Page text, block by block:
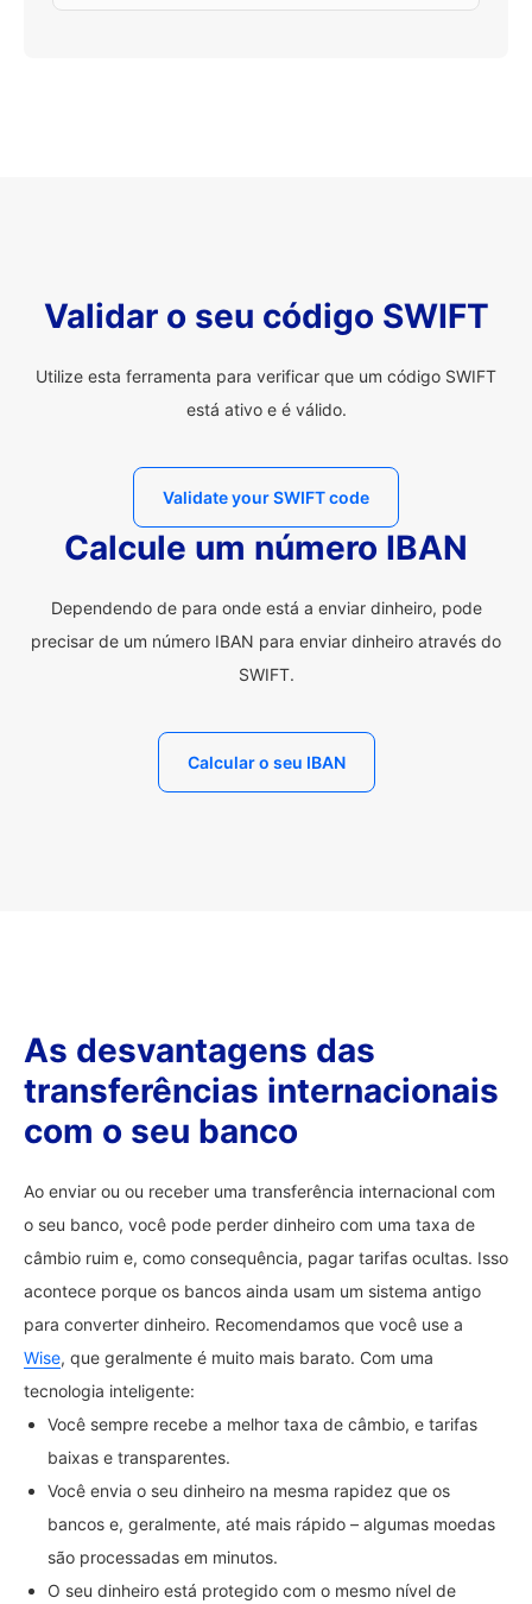
Validar o seu código SWIFT
Utilize esta ferramenta para verificar que um código SWIFT
está ativo e é válido.
Validate your SWIFT code
Calcule um número IBAN
Dependendo de para onde está a enviar dinheiro, pode
precisar de um número IBAN para enviar dinheiro através do
SWIFT.
Calcular o seu IBAN
As desvantagens das
transferências internacionais
com o seu banco
Ao enviar ou ou receber uma transferência internacional com
o seu banco, você pode perder dinheiro com uma taxa de
câmbio ruim e, como consequência, pagar tarifas ocultas. Isso
acontece porque os bancos ainda usam um sistema antigo
para converter dinheiro. Recomendamos que você use a
Wise, que geralmente é muito mais barato. Com uma
tecnologia inteligente:
Você sempre recebe a melhor taxa de câmbio, e tarifas
baixas e transparentes.
Você envia o seu dinheiro na mesma rapidez que os
bancos e, geralmente, até mais rápido – algumas moedas
são processadas em minutos.
O seu dinheiro está protegido com o mesmo nível de